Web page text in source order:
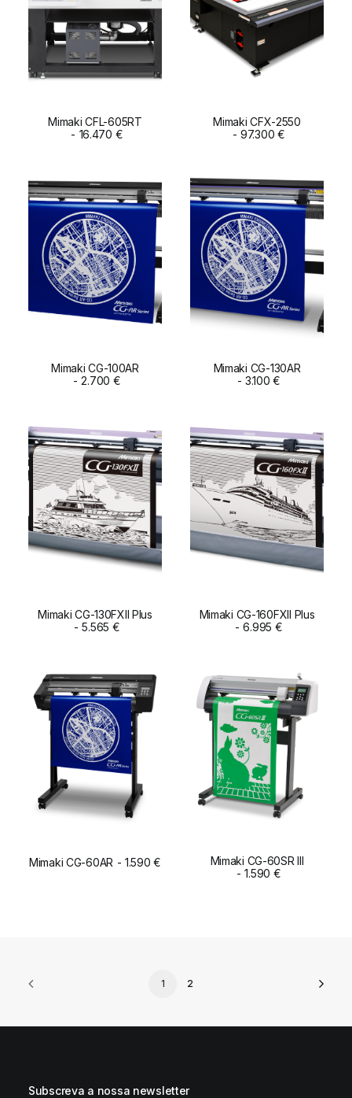
ADD TO CART
Mimaki CFL-605RT
16.470 € ADD TO CART
Mimaki CFX-2550
97.300€
ADD TO CART
Mimaki CG-100AR
2.700 € ADD TO CART
Mimaki CG-130AR
3.100€
ADD TO CART
Mimaki CG-130FXII Plus
5.565 € ADD TO CART
Mimaki CG-160FXII Plus
6.995 €
Mimaki CG-60AR 1.590€
ADD TO CART
Mimaki CG-60SR III
1.590 €
1 2
Subscreva a nossa newsletter